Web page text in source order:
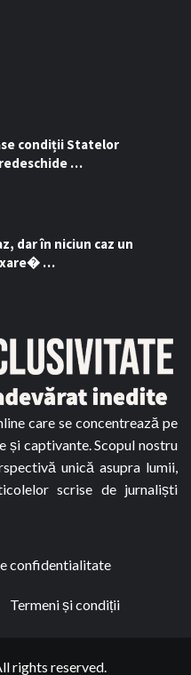
condiții Statelor
…
dar în niciun caz un
…
care se concentrează pe
și captivante. Scopul nostru
unică asupra lumii,
scrise de jurnaliști
confidentialitate
Termeni și condiții
rights reserved.